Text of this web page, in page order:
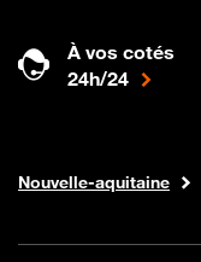
À vos cotés
24h/24
Boutique Orange
Internet fibre
Nouvelle-aquitaine